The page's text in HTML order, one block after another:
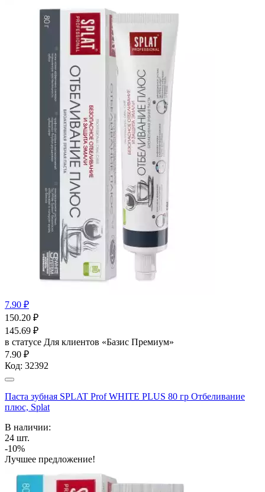
7.90 ₽
150.20 ₽
145.69 ₽
в статусе Для клиентов «Базис Премиум»
7.90 ₽
Код: 32392
Паста зубная SPLAT Prof WHITE PLUS 80 гр Отбеливание
плюс, Splat
В наличии:
24 шт.
-10%
Лучшее предложение!